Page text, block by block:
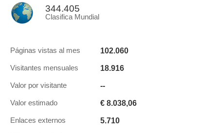
344.405
Clasifica Mundial
Páginas vistas al mes 102.060
Visitantes mensuales 18.916
Valor por visitante --
Valor estimado € 8.038,06
Enlaces externos 5.710